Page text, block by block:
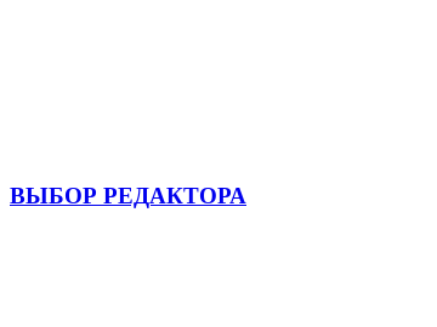
ВЫБОР РЕДАКТОРА